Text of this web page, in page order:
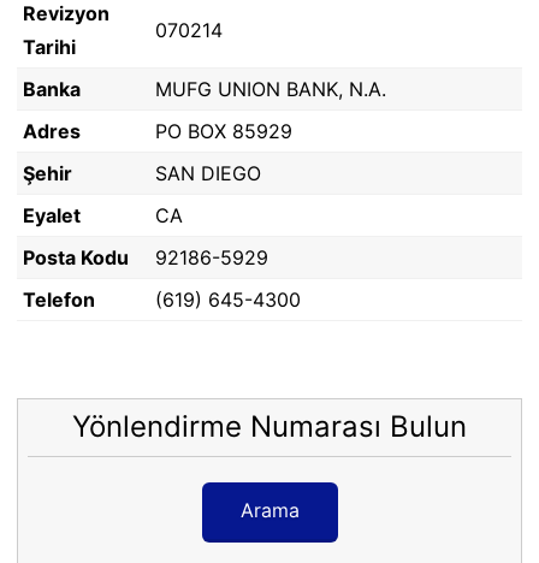
Revizyon
Tarihi
070214
Banka
MUFG UNION BANK, N.A.
Adres
PO BOX 85929
Şehir
SAN DIEGO
Eyalet
CA
Posta Kodu
92186-5929
Telefon
(619) 645-4300
Yönlendirme Numarası Bulun
Arama